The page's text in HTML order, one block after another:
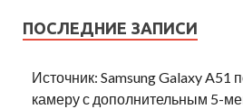
ПОСЛЕДНИЕ ЗАПИСИ
Источник: Samsung Galaxy A51
камеру с дополнительным 5-